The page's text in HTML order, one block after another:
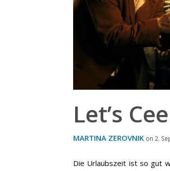
Let’s
MARTINA ZEROVNIK on 2.
Die Urlaubszeit ist so gut